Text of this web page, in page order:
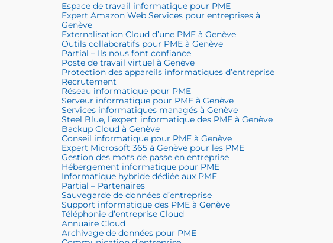
Espace de travail informatique pour PME
Expert Amazon Web Services pour entreprises à
Genève
Externalisation Cloud d’une PME à Genève
Outils collaboratifs pour PME à Genève
Partial – Ils nous font confiance
Poste de travail virtuel à Genève
Protection des appareils informatiques d’entreprise
Recrutement
Réseau informatique pour PME
Serveur informatique pour PME à Genève
Services informatiques managés à Genève
Steel Blue, l’expert informatique des PME à Genève
Backup Cloud à Genève
Conseil informatique pour PME à Genève
Expert Microsoft 365 à Genève pour les PME
Gestion des mots de passe en entreprise
Hébergement informatique pour PME
Informatique hybride dédiée aux PME
Partial – Partenaires
Sauvegarde de données d’entreprise
Support informatique des PME à Genève
Téléphonie d’entreprise Cloud
Annuaire Cloud
Archivage de données pour PME